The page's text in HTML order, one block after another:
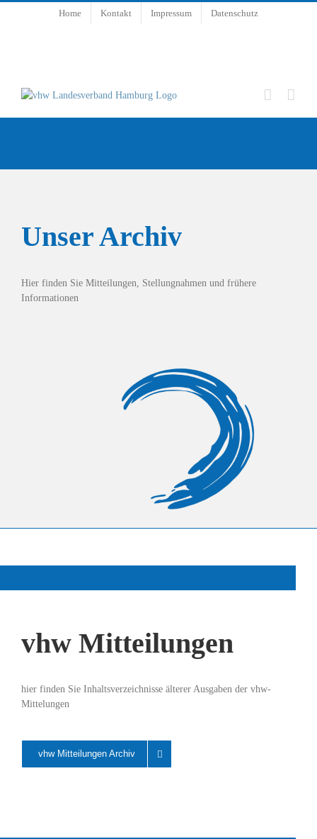
Home Kontakt Impressum Datenschutz
Unser Archiv
Hier finden Sie Mitteilungen, Stellungnahmen und frühere
Informationen
vhw Mitteilungen
hier finden Sie Inhaltsverzeichnisse älterer Ausgaben der vhw-
Mittelungen
vhw Mitteilungen Archiv